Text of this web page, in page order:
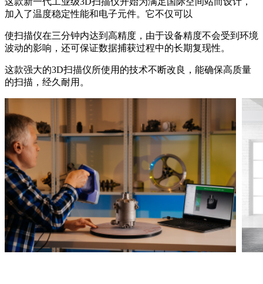
加入了温度稳定性能和电子元件。它不仅可以
使扫描仪在三分钟内达到高精度，由于设备精度不会受到环境
波动的影响，还可保证数据捕获过程中的长期复现性。
这款强大的3D扫描仪所使用的技术不断改良，能确保高质量
的扫描，经久耐用。